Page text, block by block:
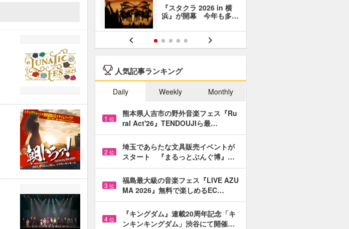
『スタクラ 2026 in 横
浜』が開幕 今年も多…
人気記事ランキング
Daily Weekly Monthly
1 位
熊本県人吉市の野外音楽フェス『Ru
ral Act'26』TENDOUJIら最…
2 位
埼玉であらたな文具販売イベントが
スタート 『まるっとぶんぐ博』…
3 位
福島最大級の音楽フェス『LIVE AZU
MA 2026』無料で楽しめるEC…
4 位
『キングダム』連載20周年記念「キ
ンキンキングダム」渋谷にて開催…